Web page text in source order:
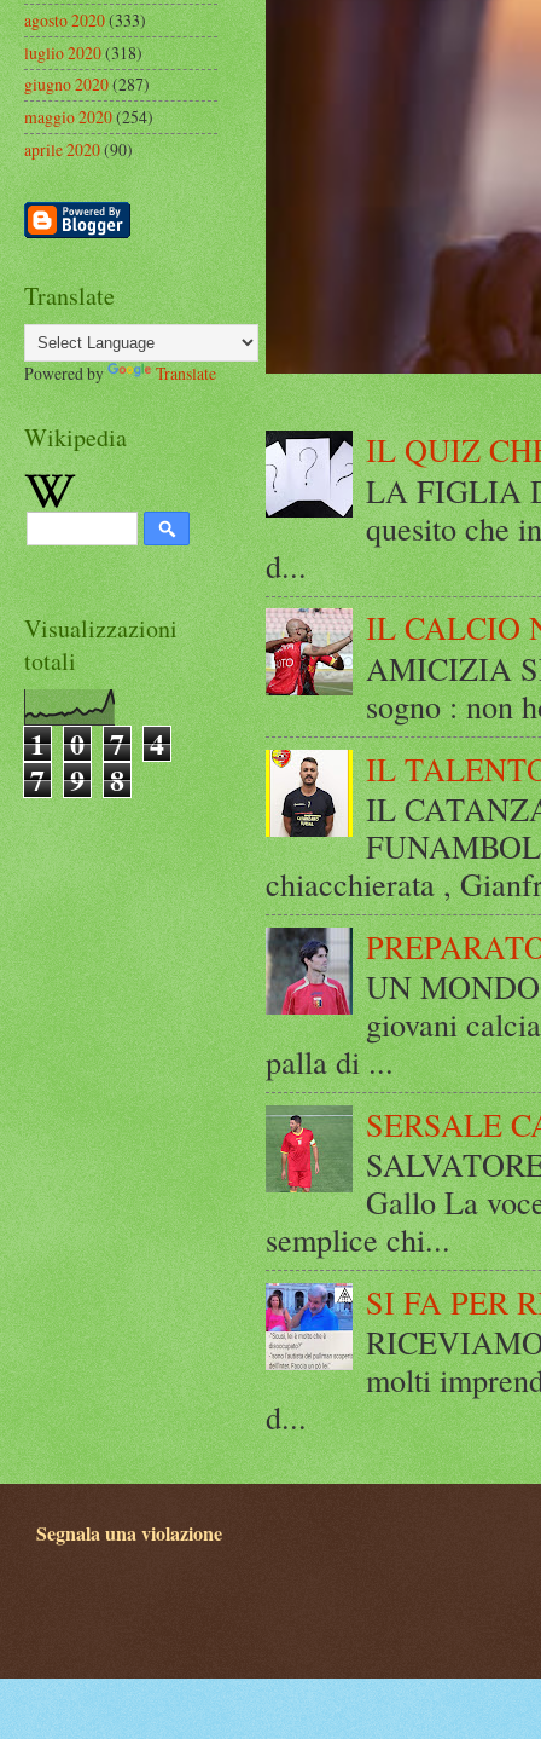
IL QUIZ
LA FIGLIA
quesito che
d...
IL CALCIO
AMICIZIA
sogno : non
IL
IL
chiacchierata ,
UN
giovani
palla di ...
SERSALE
Gallo La
semplice chi...
SI FA PER
molti
d...
agosto 2020(333)
luglio 2020(318)
giugno 2020(287)
maggio 2020(254)
aprile 2020(90)
Translate
Powered by Translate
Wikipedia
Visualizzazioni
totali
1 0 7 4
7 9 8
Segnala una violazione